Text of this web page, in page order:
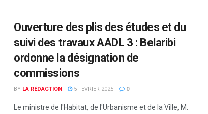
Ouverture des plis des études et du
suivi des travaux AADL 3 : Belaribi
ordonne la désignation de
commissions
BY LA RÉDACTION 5 FÉVRIER 2025 0
Le ministre de l'Habitat, de l'Urbanisme et de la Ville, M.